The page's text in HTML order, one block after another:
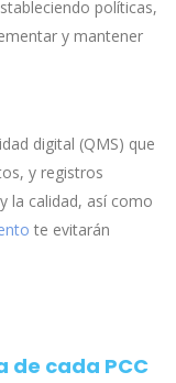
políticas,
y mantener
digital (QMS) que
y registros
la calidad, así como
te evitarán
de cada PCC